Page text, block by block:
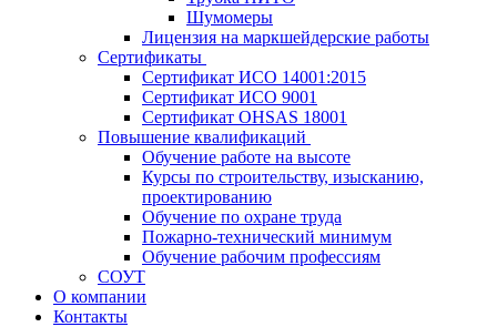
Шумомеры
Лицензия на маркшейдерские работы
Сертификаты
Сертификат ИСО 14001:2015
Сертификат ИСО 9001
Сертификат OHSAS 18001
Повышение квалификаций
Обучение работе на высоте
Курсы по строительству, изысканию,
проектированию
Обучение по охране труда
Пожарно-технический минимум
Обучение рабочим профессиям
СОУТ
О компании
Контакты